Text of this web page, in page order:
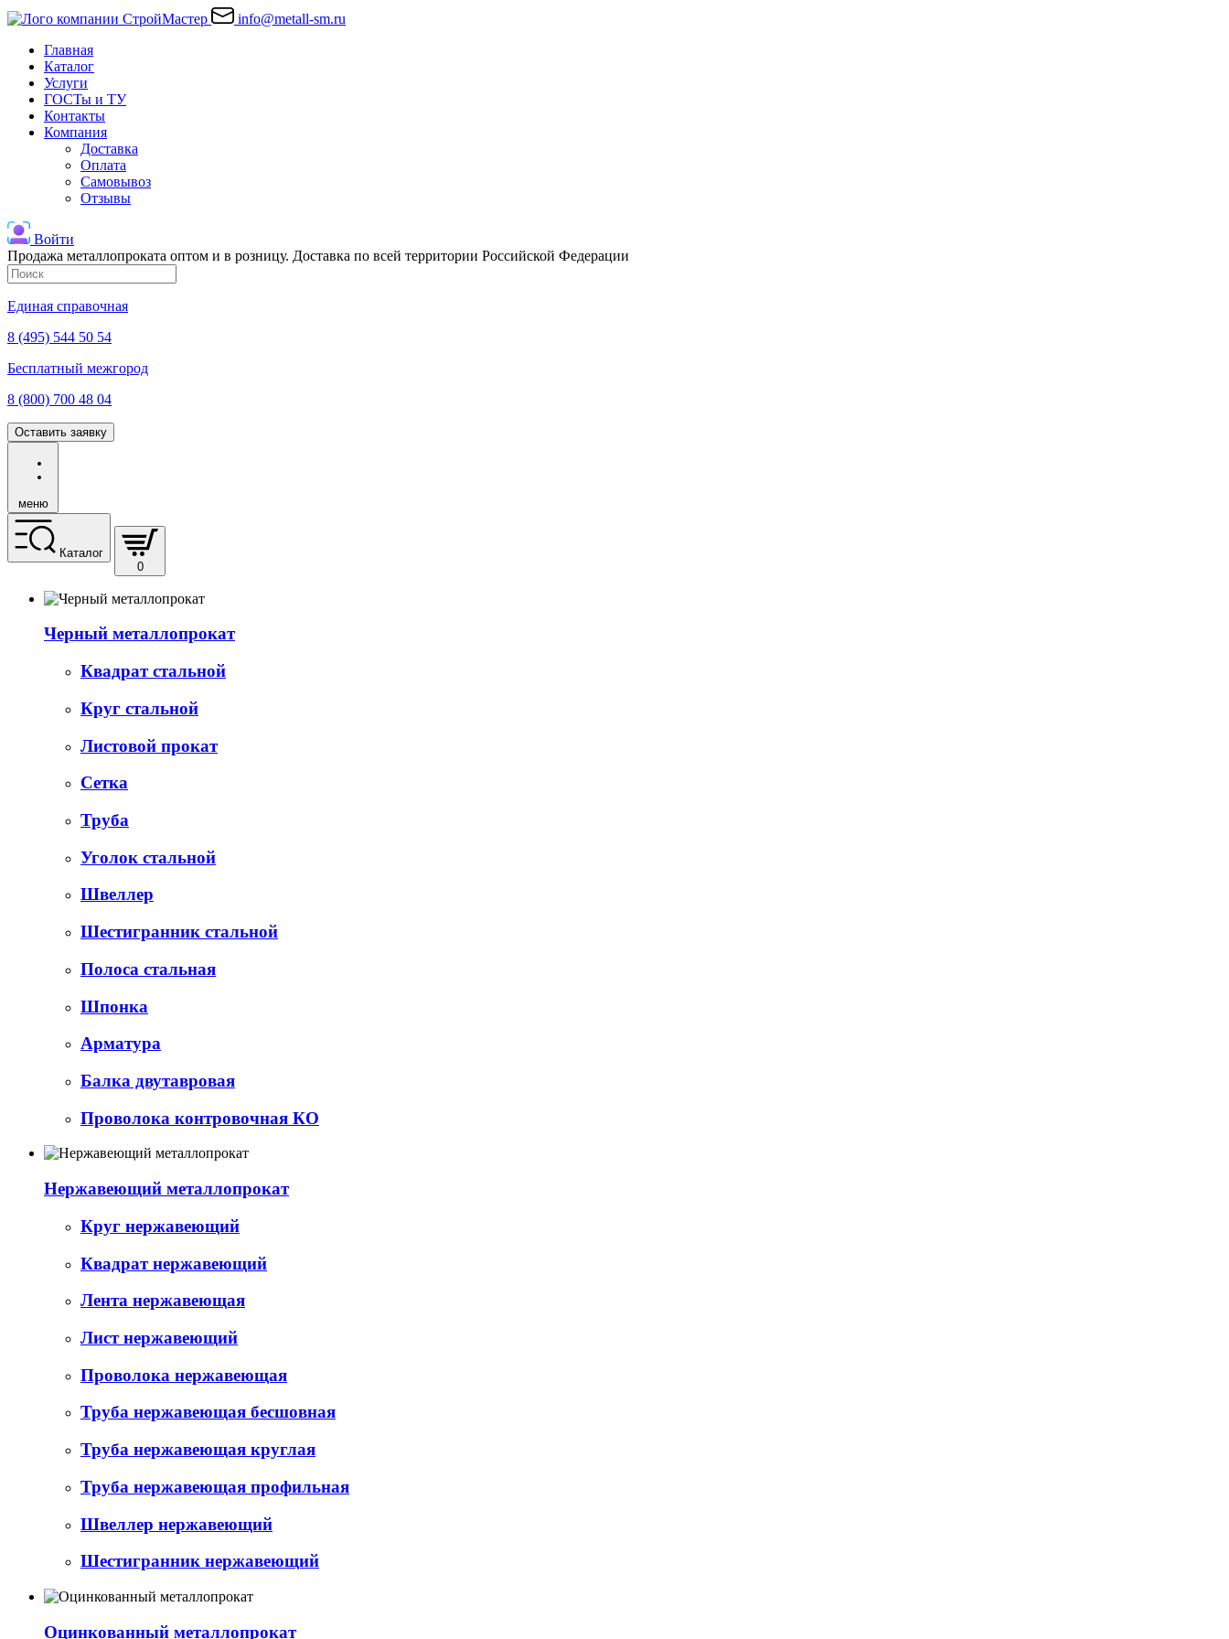
info@metall-sm.ru
Главная
Каталог
Услуги
ГОСТы и ТУ
Контакты
Компания
Доставка
Оплата
Самовывоз
Отзывы
Войти
Продажа металлопроката оптом и в розницу. Доставка по всей территории Российской Федерации
Единая справочная
8 (495) 544 50 54
Бесплатный межгород
8 (800) 700 48 04
Оставить заявку
меню
Каталог
0
Черный металлопрокат
Квадрат стальной
Круг стальной
Листовой прокат
Сетка
Труба
Уголок стальной
Швеллер
Шестигранник стальной
Полоса стальная
Шпонка
Арматура
Балка двутавровая
Проволока контровочная КО
Нержавеющий металлопрокат
Круг нержавеющий
Квадрат нержавеющий
Лента нержавеющая
Лист нержавеющий
Проволока нержавеющая
Труба нержавеющая бесшовная
Труба нержавеющая круглая
Труба нержавеющая профильная
Швеллер нержавеющий
Шестигранник нержавеющий
Оцинкованный металлопрокат